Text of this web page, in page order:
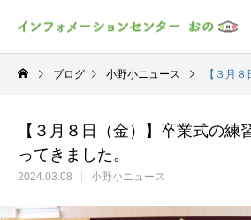
ブログ 小野小ニュース 【３月８日（金
【３月８日（金）】卒業式の練
ってきました。
2024.03.08 小野小ニュース